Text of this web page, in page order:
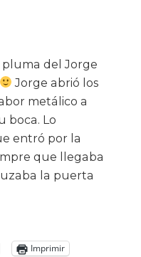
pluma del Jorge
Jorge abrió los
metálico a
boca. Lo
entró por la
que llegaba
la puerta
Imprimir